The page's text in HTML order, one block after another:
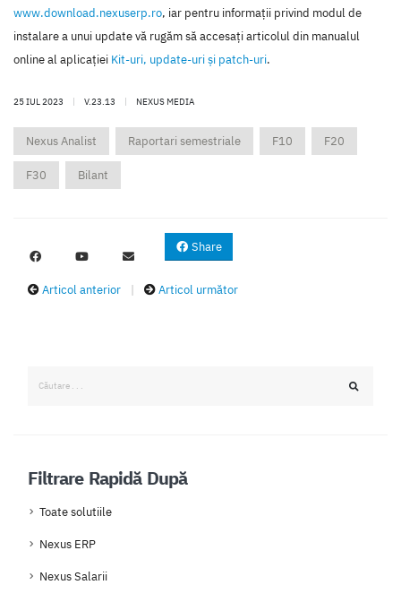
www.download.nexuserp.ro, iar pentru informaţii privind modul de
instalare a unui update vă rugăm să accesaţi articolul din manualul
online al aplicaţiei Kit-uri, update-uri şi patch-uri.
25 IUL 2023 | V.23.13 | NEXUS MEDIA
Nexus Analist Raportari semestriale F10 F20
F30 Bilant
Share
Articol anterior | Articol următor
Filtrare Rapidă După
Toate solutiile
Nexus ERP
Nexus Salarii